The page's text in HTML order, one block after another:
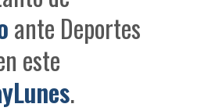
ante Deportes
este
.